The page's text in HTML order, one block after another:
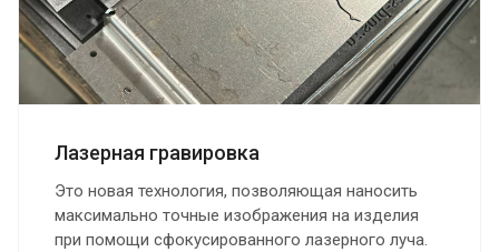
Лазерная гравировка
Это новая технология, позволяющая наносить
максимально точные изображения на изделия
при помощи сфокусированного лазерного луча.